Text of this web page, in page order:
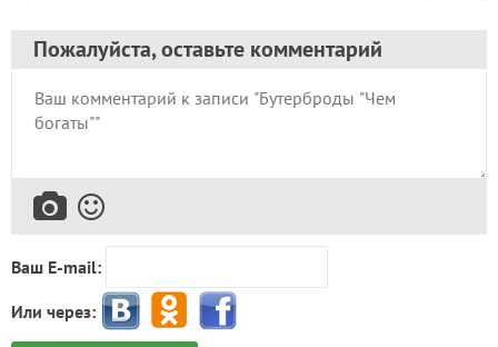
Пожалуйста, оставьте комментарий
Ваш E-mail:
Или через: